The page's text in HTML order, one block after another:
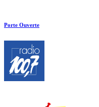
Porte Ouverte